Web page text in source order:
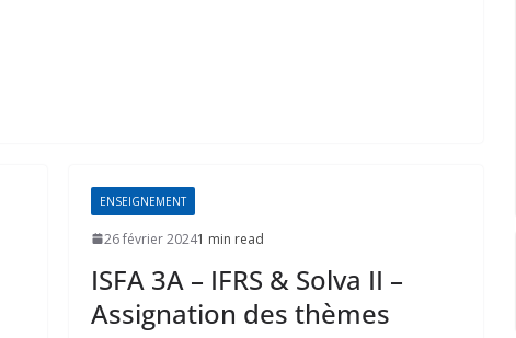
ENSEIGNEMENT
26 février 20241 min read
ISFA 3A – IFRS & Solva II –
Assignation des thèmes